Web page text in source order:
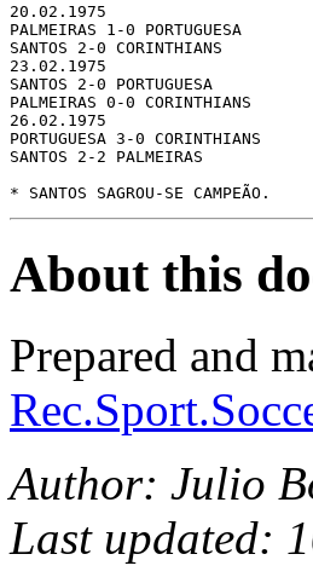
20.02.1975
PALMEIRAS 1-0 PORTUGUESA
SANTOS 2-0 CORINTHIANS
23.02.1975
SANTOS 2-0 PORTUGUESA
PALMEIRAS 0-0 CORINTHIANS
26.02.1975
PORTUGUESA 3-0 CORINTHIANS
SANTOS 2-2 PALMEIRAS
* SANTOS SAGROU-SE CAMPEÃO.
About this
Prepared and
Author: Julio
Last updated: